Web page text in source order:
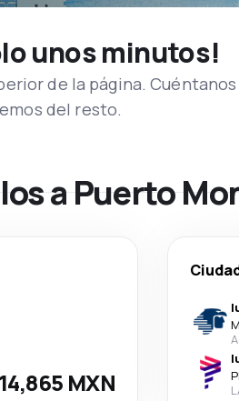
unos minutos!
de la página.
del resto.
a Puerto
14,865 MXN